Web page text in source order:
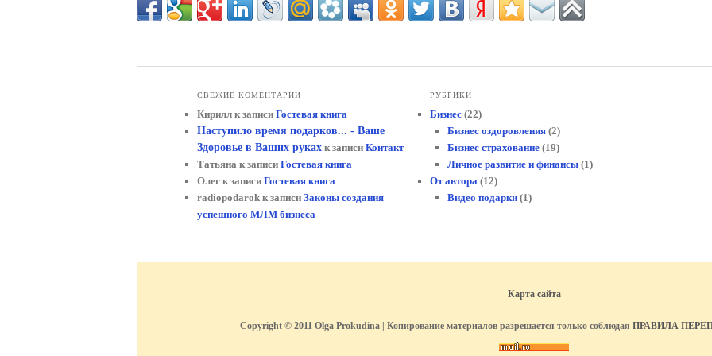
СВЕЖИЕ КОМЕНТАРИИ
Кирилл к записи Гостевая книга
Наступило время подарков... - Ваше
Здоровье в Ваших руках к записи Контакт
Татьяна к записи Гостевая книга
Олег к записи Гостевая книга
radiopodarok к записи Законы создания
успешного МЛМ бизнеса
РУБРИКИ
Бизнес(22)
Бизнес оздоровления (2)
Бизнес страхование (19)
Личное развитие и финансы (1)
От автора(12)
Видео подарки (1)
Карта сайта
Copyright © 2011 Olga Prokudina | Копирование материалов разрешается только соблюдая ПРАВИЛА